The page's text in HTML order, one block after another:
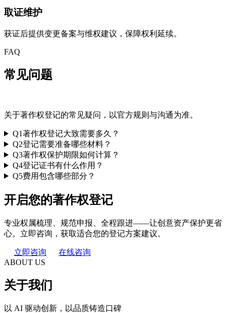
取证维护
获证后提供变更备案与维权建议，保障权利延续。
FAQ
常见问题
关于著作权登记的常见疑问，以官方规则与沟通为准。
Q1著作权登记大致需要多久？
Q2登记需要准备哪些材料？
Q3著作权保护期限如何计算？
Q4登记证书有什么作用？
Q5费用包含哪些部分？
开启您的著作权登记
专业权属梳理、规范申报、全程跟进——让创意资产保护更省
心。立即咨询，获取适合您的登记方案建议。
立即咨询
在线咨询
ABOUT US
关于我们
以 AI 驱动创新，以品质铸造口碑